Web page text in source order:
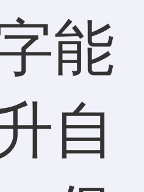
能
自